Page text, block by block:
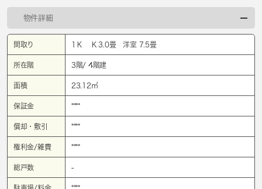
物件詳細
間取り 1Ｋ K 3.0畳 洋室 7.5畳
所在階 3階/ 4階建
面積 23.12㎡
保証金 ****
償却・敷引 ****
権利金/雑費 ****
総戸数 -